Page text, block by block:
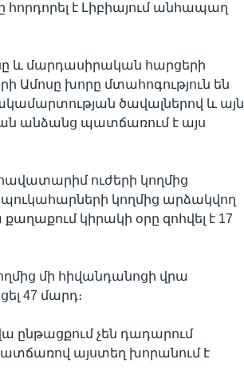
է Լիբիայում անհապաղ
և մարդասիրական հարցերի
Ամոսը խորը մտահոգություն են
ծավալներով և այն
անձանց պատճառում է այս
ուժերի կողմից
կողմից արձակվող
կիրակի օրը զոհվել է 17
մի հիվանդանոցի վրա
47 մարդ։
ընթացքում չեն դադարում
այստեղ խորանում է